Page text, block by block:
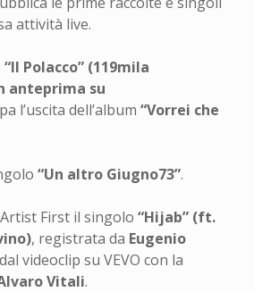
attività live.
“Il Polacco” (119mila
anteprima su
l’uscita dell’album “Vorrei che
“Un altro Giugno73”.
First il singolo “Hijab” (ft.
, registrata da Eugenio
videoclip su VEVO con la
Vitali.